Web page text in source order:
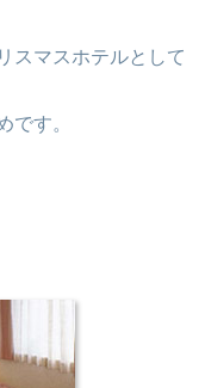
スマスホテルとして
です。